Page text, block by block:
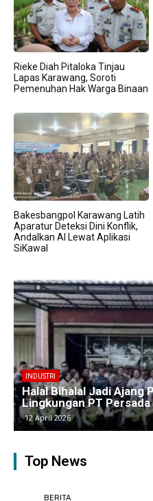
Rieke Diah Pitaloka Tinjau
Lapas Karawang, Soroti
Pemenuhan Hak Warga Binaan
Bakesbangpol Karawang Latih
Aparatur Deteksi Dini Konflik,
Andalkan AI Lewat Aplikasi
SiKawal
BERITA
Kawasan Industri
Produksi dan Logistik
9 April 2026
Top News
BERITA